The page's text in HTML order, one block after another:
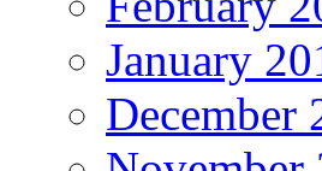
January
December